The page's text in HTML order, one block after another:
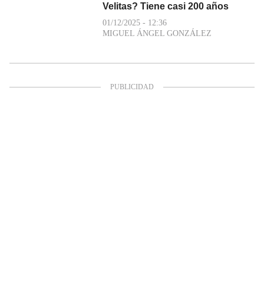
Velitas? Tiene casi 200 años
01/12/2025 - 12:36
MIGUEL ÁNGEL GONZÁLEZ